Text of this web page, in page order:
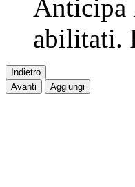
Anticipa
abilitati.
Indietro
Avanti
Aggiungi